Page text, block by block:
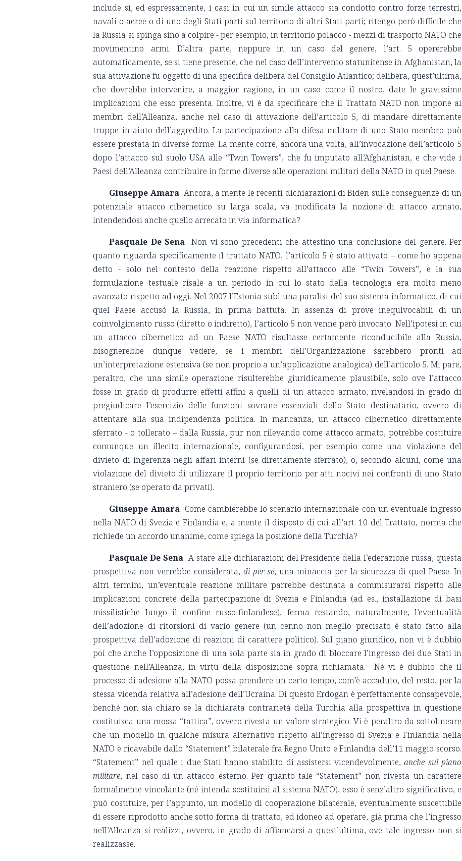
include sì, ed espressamente, i casi in cui un simile attacco sia condotto contro forze terrestri,
navali o aeree o di uno degli Stati parti sul territorio di altri Stati parti; ritengo però difficile che
la Russia si spinga sino a colpire - per esempio, in territorio polacco - mezzi di trasporto NATO che
movimentino armi. D’altra parte, neppure in un caso del genere, l’art. 5 opererebbe
automaticamente, se si tiene presente, che nel caso dell’intervento statunitense in Afghanistan, la
sua attivazione fu oggetto di una specifica delibera del Consiglio Atlantico; delibera, quest’ultima,
che dovrebbe intervenire, a maggior ragione, in un caso come il nostro, date le gravissime
implicazioni che esso presenta. Inoltre, vi è da specificare che il Trattato NATO non impone ai
membri dell’Alleanza, anche nel caso di attivazione dell’articolo 5, di mandare direttamente
truppe in aiuto dell’aggredito. La partecipazione alla difesa militare di uno Stato membro può
essere prestata in diverse forme. La mente corre, ancora una volta, all’invocazione dell’articolo 5
dopo l’attacco sul suolo USA alle “Twin Towers”, che fu imputato all’Afghanistan, e che vide i
Paesi dell’Alleanza contribuire in forme diverse alle operazioni militari della NATO in quel Paese.
Giuseppe AmaraAncora, a mente le recenti dichiarazioni di Biden sulle conseguenze di un
potenziale attacco cibernetico su larga scala, va modificata la nozione di attacco armato,
intendendosi anche quello arrecato in via informatica?
Pasquale De SenaNon vi sono precedenti che attestino una conclusione del genere. Per
quanto riguarda specificamente il trattato NATO, l’articolo 5 è stato attivato – come ho appena
detto - solo nel contesto della reazione rispetto all’attacco alle “Twin Towers”, e la sua
formulazione testuale risale a un periodo in cui lo stato della tecnologia era molto meno
avanzato rispetto ad oggi. Nel 2007 l’Estonia subì una paralisi del suo sistema informatico, di cui
quel Paese accusò la Russia, in prima battuta. In assenza di prove inequivocabili di un
coinvolgimento russo (diretto o indiretto), l’articolo 5 non venne però invocato. Nell’ipotesi in cui
un attacco cibernetico ad un Paese NATO risultasse certamente riconducibile alla Russia,
bisognerebbe dunque vedere, se i membri dell’Organizzazione sarebbero pronti ad
un’interpretazione estensiva (se non proprio a un’applicazione analogica) dell’articolo 5. Mi pare,
peraltro, che una simile operazione risulterebbe giuridicamente plausibile, solo ove l’attacco
fosse in grado di produrre effetti affini a quelli di un attacco armato, rivelandosi in grado di
pregiudicare l’esercizio delle funzioni sovrane essenziali dello Stato destinatario, ovvero di
attentare alla sua indipendenza politica. In mancanza, un attacco cibernetico direttamente
sferrato - o tollerato – dalla Russia, pur non rilevando come attacco armato, potrebbe costituire
comunque un illecito internazionale, configurandosi, per esempio come una violazione del
divieto di ingerenza negli affari interni (se direttamente sferrato), o, secondo alcuni, come una
violazione del divieto di utilizzare il proprio territorio per atti nocivi nei confronti di uno Stato
straniero (se operato da privati).
Giuseppe AmaraCome cambierebbe lo scenario internazionale con un eventuale ingresso
nella NATO di Svezia e Finlandia e, a mente il disposto di cui all’art. 10 del Trattato, norma che
richiede un accordo unanime, come spiega la posizione della Turchia?
Pasquale De Sena A stare alle dichiarazioni del Presidente della Federazione russa, questa
prospettiva non verrebbe considerata, di per sé, una minaccia per la sicurezza di quel Paese. In
altri termini, un’eventuale reazione militare parrebbe destinata a commisurarsi rispetto alle
implicazioni concrete della partecipazione di Svezia e Finlandia (ad es., installazione di basi
missilistiche lungo il confine russo-finlandese), ferma restando, naturalmente, l’eventualità
dell’adozione di ritorsioni di vario genere (un cenno non meglio precisato è stato fatto alla
prospettiva dell’adozione di reazioni di carattere politico). Sul piano giuridico, non vi è dubbio
poi che anche l’opposizione di una sola parte sia in grado di bloccare l’ingresso dei due Stati in
questione nell’Alleanza, in virtù della disposizione sopra richiamata. Né vi è dubbio che il
processo di adesione alla NATO possa prendere un certo tempo, com’è accaduto, del resto, per la
stessa vicenda relativa all’adesione dell’Ucraina. Di questo Erdogan è perfettamente consapevole,
benché non sia chiaro se la dichiarata contrarietà della Turchia alla prospettiva in questione
costituisca una mossa “tattica”, ovvero rivesta un valore strategico. Vi è peraltro da sottolineare
che un modello in qualche misura alternativo rispetto all’ingresso di Svezia e Finlandia nella
NATO è ricavabile dallo “Statement” bilaterale fra Regno Unito e Finlandia dell’11 maggio scorso.
“Statement” nel quale i due Stati hanno stabilito di assistersi vicendevolmente,anche sul piano
militare, nel caso di un attacco esterno. Per quanto tale “Statement” non rivesta un carattere
formalmente vincolante (né intenda sostituirsi al sistema NATO), esso è senz’altro significativo, e
può costituire, per l’appunto, un modello di cooperazione bilaterale, eventualmente suscettibile
di essere riprodotto anche sotto forma di trattato, ed idoneo ad operare, già prima che l’ingresso
nell’Alleanza si realizzi, ovvero, in grado di affiancarsi a quest’ultima, ove tale ingresso non si
realizzasse.